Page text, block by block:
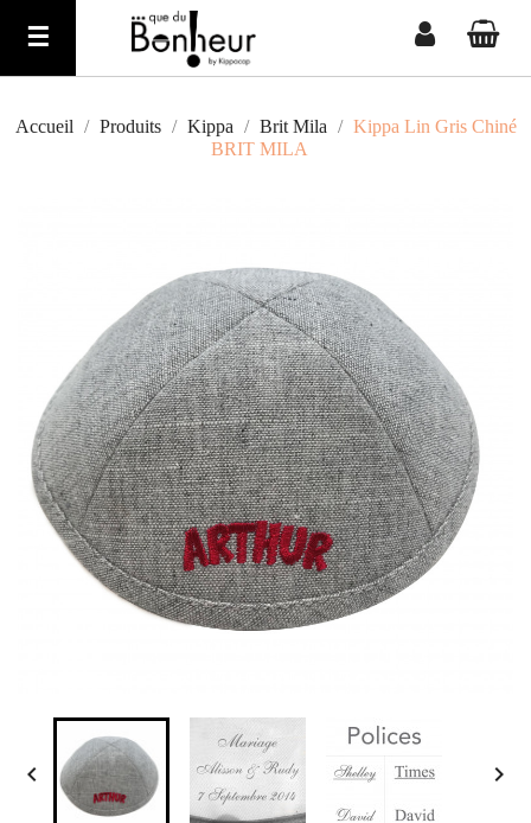
Basculer
☰
Accueil Produits Kippa Brit Mila
Kippa Lin Gris Chiné
BRIT MILA
 